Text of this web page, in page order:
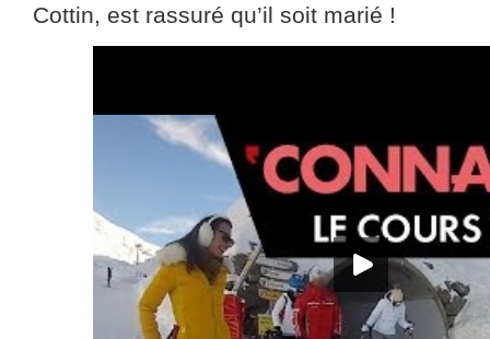
Cottin, est rassuré qu’il soit marié !